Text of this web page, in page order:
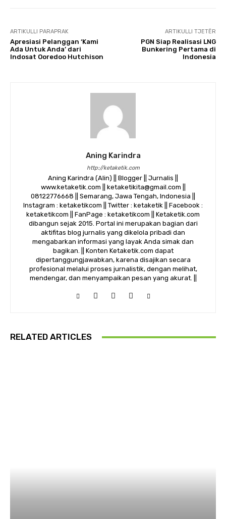
ARTIKULLI PARAPRAK
Apresiasi Pelanggan ‘Kami
Ada Untuk Anda’ dari
Indosat Ooredoo Hutchison
ARTIKULLI TJETËR
PGN Siap Realisasi LNG
Bunkering Pertama di
Indonesia
Aning Karindra
http://ketaketik.com
Aning Karindra (Alin) || Blogger || Jurnalis ||
www.ketaketik.com || ketaketikita@gmail.com ||
08122776668 || Semarang, Jawa Tengah, Indonesia ||
Instagram : ketaketikcom || Twitter : ketaketik || Facebook :
ketaketikcom || FanPage : ketaketikcom || Ketaketik.com
dibangun sejak 2015. Portal ini merupakan bagian dari
aktifitas blog jurnalis yang dikelola pribadi dan
mengabarkan informasi yang layak Anda simak dan
bagikan. || Konten Ketaketik.com dapat
dipertanggungjawabkan, karena disajikan secara
profesional melalui proses jurnalistik, dengan melihat,
mendengar, dan menyampaikan pesan yang akurat. ||
RELATED ARTICLES